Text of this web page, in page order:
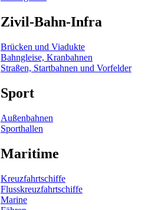
Zivil-Bahn-Infra
Brücken und Viadukte
Bahngleise, Kranbahnen
Straßen, Startbahnen und Vorfelder
Sport
Außenbahnen
Sporthallen
Maritime
Kreuzfahrtschiffe
Flusskreuzfahrtschiffe
Marine